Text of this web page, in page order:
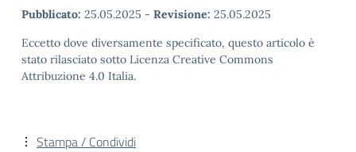
Pubblicato: 25.05.2025 - Revisione: 25.05.2025
Eccetto dove diversamente specificato, questo articolo è
stato rilasciato sotto Licenza Creative Commons
Attribuzione 4.0 Italia.
Stampa / Condividi